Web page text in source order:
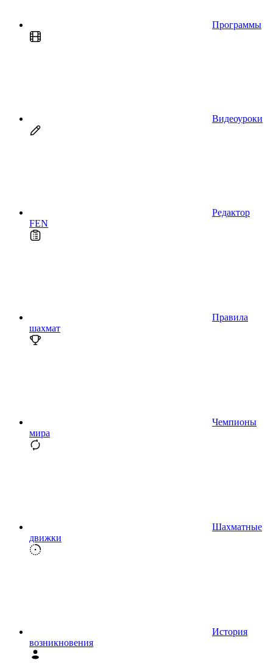
Программы
Видеоуроки
Редактор
FEN
Правила
шахмат
Чемпионы
мира
Шахматные
движки
История
возникновения